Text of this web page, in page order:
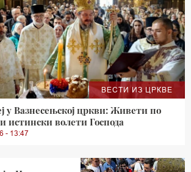
ВЕСТИ ИЗ ЦРКВЕ
у Вазнесењској цркви: Живети по
истински волети Господа
- 13:47